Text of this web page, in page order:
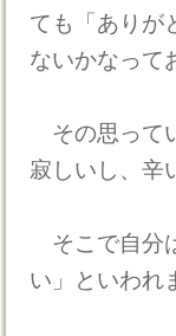
ても「ありが
ないかなって
その思って
寂しいし、辛
そこで自分
い」といわれ